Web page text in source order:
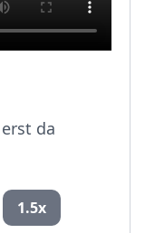
da
1.5x